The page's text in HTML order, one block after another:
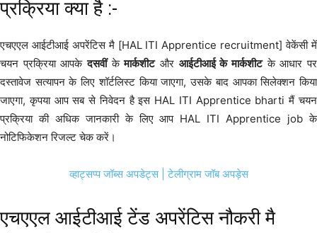
प्रक्रिया क्या है :-
एचएएल आईटीआई अपरेंटिस मै [HAL ITI Apprentice recruitment] वेकेंसी में
चयन प्रक्रिया आपकेदसवींकेमार्कशीटऔर आईटीआई के मार्कशीटके आधार पर
दस्तावेज सत्यापन के लिए शॉर्टलिस्ट किया जाएगा, उसके बाद आपका सिलेक्शन किया
जाएगा, कृपया आप सब से निवेदन है इस HAL ITI Apprentice bharti मैं चयन
प्रक्रिया की अधिक जानकारी के लिए आप HAL ITI Apprentice job के
नोटिफिकेशन रिजल्ट चेक करें।
व्हाट्सप्प जॉब्स अपडेट्स | टेलीग्राम जॉब अपड़ेस
एचएएल आईटीआई टेंड अपरेंटिस नौकरी मै